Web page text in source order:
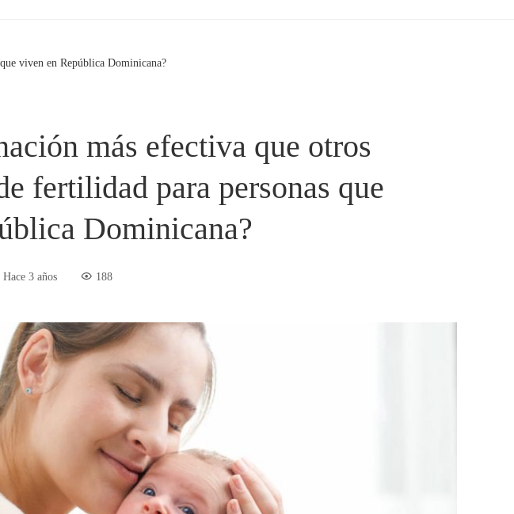
viven en República Dominicana?
más efectiva que otros
fertilidad para personas que
Dominicana?
Hace 3 años 188